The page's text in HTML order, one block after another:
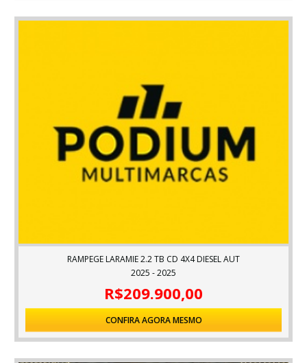
RAMPEGE LARAMIE 2.2 TB CD 4X4 DIESEL AUT
2025 - 2025
R$209.900,00
CONFIRA AGORA MESMO